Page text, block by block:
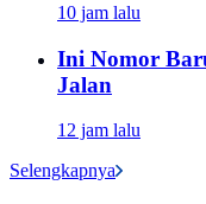
10 jam lalu
Ini Nomor
Jalan
12 jam lalu
Selengkapnya